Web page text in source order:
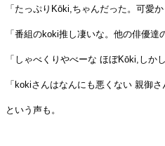
「たっぷりKōki,ちゃんだった。可愛
「番組のkoki推し凄いな。他の俳優達
「しゃべくりやべーな ほぼKōki,しか
「kokiさんはなんにも悪くない 親御
という声も。